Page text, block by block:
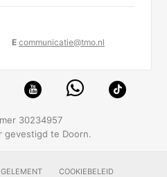
E communicatie@tmo.nl
30234957
gevestigd te Doorn.
COOKIEBELEID